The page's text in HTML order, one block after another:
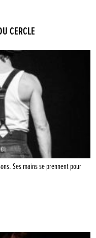
CERCLE
Ses mains se prennent pour